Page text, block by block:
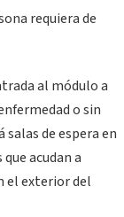
requiera de
al módulo a
o sin
de espera en
acudan a
el exterior del